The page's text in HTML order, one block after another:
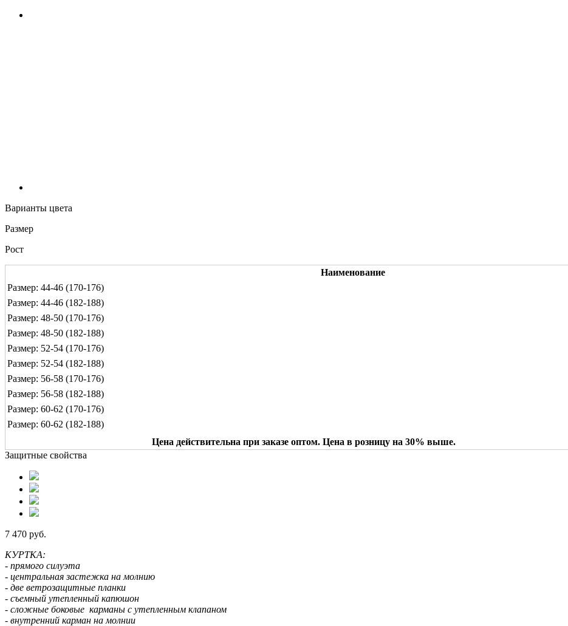
Варианты цвета
Размер
Рост
Наименование
Размер: 44-46 (170-176)
Размер: 44-46 (182-188)
Размер: 48-50 (170-176)
Размер: 48-50 (182-188)
Размер: 52-54 (170-176)
Размер: 52-54 (182-188)
Размер: 56-58 (170-176)
Размер: 56-58 (182-188)
Размер: 60-62 (170-176)
Размер: 60-62 (182-188)
Размер: 64-66 (182-188)
Цена действительна при заказе оптом. Цена в розницу на 30% выше.
Защитные свойства
7 470 руб.
КУРТКА:
- прямого силуэта
- центральная застежка на молнию
- две ветрозащитные планки
- съемный утепленный капюшон
- сложные боковые карманы с утепленным клапаном
- внутренний карман на молнии